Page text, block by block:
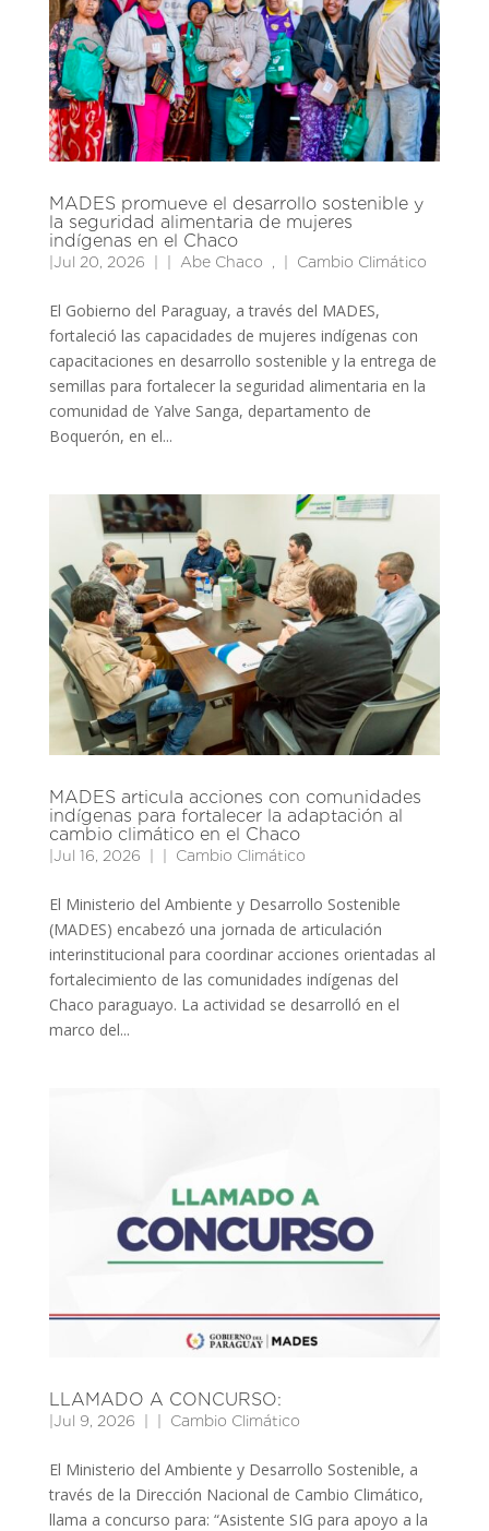
MADES promueve el desarrollo sostenible y
la seguridad alimentaria de mujeres
indígenas en el Chaco
Jul 20, 2026 Abe Chaco , Cambio Climático
El Gobierno del Paraguay, a través del MADES,
fortaleció las capacidades de mujeres indígenas con
capacitaciones en desarrollo sostenible y la entrega de
semillas para fortalecer la seguridad alimentaria en la
comunidad de Yalve Sanga, departamento de
Boquerón, en el...
MADES articula acciones con comunidades
indígenas para fortalecer la adaptación al
cambio climático en el Chaco
Jul 16, 2026 Cambio Climático
El Ministerio del Ambiente y Desarrollo Sostenible
(MADES) encabezó una jornada de articulación
interinstitucional para coordinar acciones orientadas al
fortalecimiento de las comunidades indígenas del
Chaco paraguayo. La actividad se desarrolló en el
marco del...
LLAMADO A CONCURSO:
Jul 9, 2026 Cambio Climático
El Ministerio del Ambiente y Desarrollo Sostenible, a
través de la Dirección Nacional de Cambio Climático,
llama a concurso para: “Asistente SIG para apoyo a la